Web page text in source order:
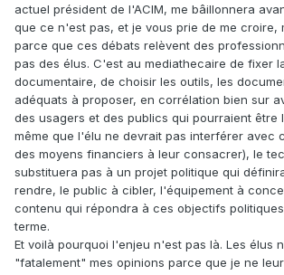
actuel président de l'ACIM, me bâillonnera
que ce n'est pas, et je vous prie de me croire,
parce que ces débats relèvent des
pas des élus. C'est au mediathecaire de fixer
documentaire, de choisir les outils, les
adéquats à proposer, en corrélation bien sur
des usagers et des publics qui pourraient être
même que l'élu ne devrait pas interférer avec
des moyens financiers à leur consacrer), le
substituera pas à un projet politique qui
rendre, le public à cibler, l'équipement à
contenu qui répondra à ces objectifs
terme.
Et voilà pourquoi l'enjeu n'est pas là. Les élus
"fatalement" mes opinions parce que je ne